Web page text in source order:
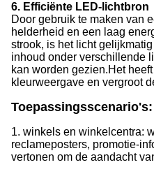
6. Efficiënte LED-lichtbron
Door gebruik te maken van
helderheid en een laag
strook, is het licht
inhoud onder verschillende
kan worden gezien.Het
kleurweergave en vergroot
Toepassingsscenario's:
1. winkels en winkelcentra:
reclameposters, promotie-
vertonen om de aandacht